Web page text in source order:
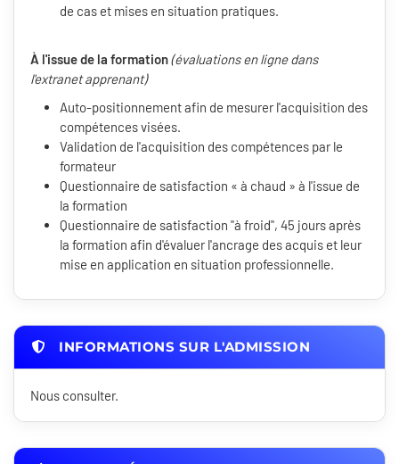
de cas et mises en situation pratiques.
À l'issue de la formation(évaluations en ligne dans
l'extranet apprenant)
Auto-positionnement afin de mesurer l'acquisition des
compétences visées.
Validation de l'acquisition des compétences par le
formateur
Questionnaire de satisfaction « à chaud » à l'issue de
la formation
Questionnaire de satisfaction "à froid", 45 jours après
la formation afin d'évaluer l'ancrage des acquis et leur
mise en application en situation professionnelle.
INFORMATIONS SUR L'ADMISSION
Nous consulter.